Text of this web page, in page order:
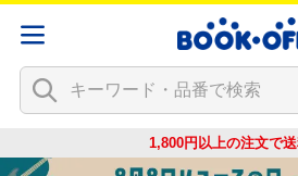
1,800円以上の注文で